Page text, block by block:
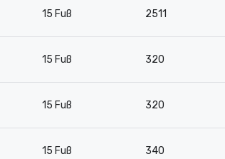
15 Fuß 2511
15 Fuß 320
15 Fuß 320
15 Fuß 340